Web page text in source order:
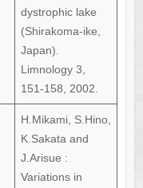
dystrophic lake
(Shirakoma-ike,
Japan).
Limnology 3,
151-158, 2002.
H.Mikami, S.Hino,
K.Sakata and
J.Arisue :
Variations in